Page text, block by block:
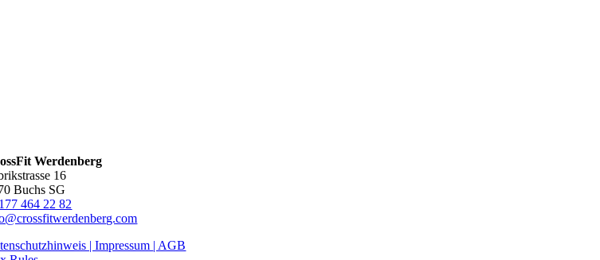
Werdenberg
16
Buchs SG
464 22 82
| Impressum | AGB